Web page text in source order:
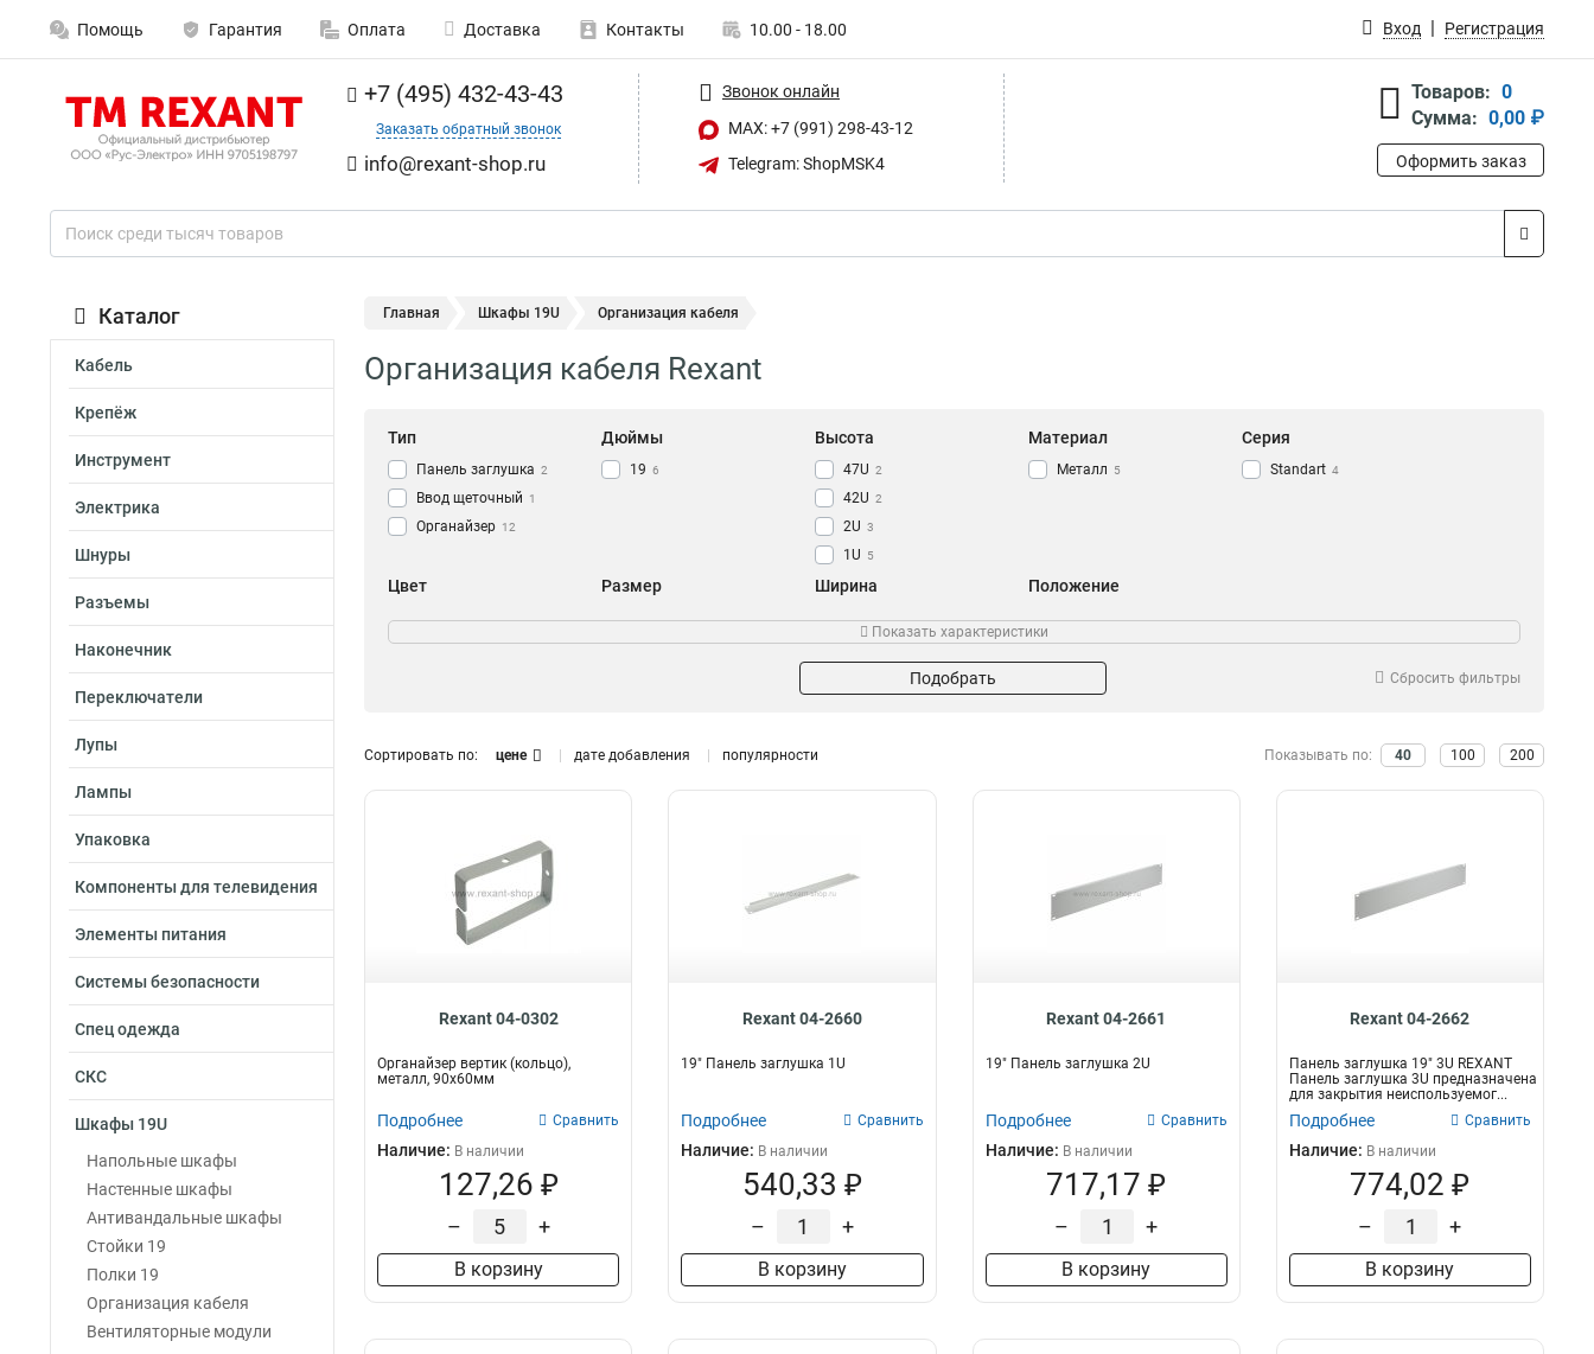
Помощь Гарантия Оплата Доставка Контакты 10.00 - 18.00 Вход Регистрация
+7 (495) 432-43-43
Заказать обратный звонок
info@rexant-shop.ru
Звонок онлайн
MAX: +7 (991) 298-43-12
Telegram: ShopMSK4
Товаров: 0
Сумма: 0,00 ₽
Оформить заказ
Каталог
Кабель
Крепёж
Инструмент
Электрика
Шнуры
Разъемы
Наконечник
Переключатели
Лупы
Лампы
Упаковка
Компоненты для телевидения
Элементы питания
Системы безопасности
Спец одежда
СКС
Шкафы 19U
Напольные шкафы
Настенные шкафы
Антивандальные шкафы
Стойки 19
Полки 19
Организация кабеля
Вентиляторные модули
Главная Шкафы 19U Организация кабеля
Организация кабеля Rexant
Тип
Панель заглушка 2
Ввод щеточный 1
Органайзер 12
Дюймы
19 6
Высота
47U 2
42U 2
2U 3
1U 5
Материал
Металл 5
Серия
Standart 4
Цвет
Серый 3
RAL 7035 1
Размер
90х60мм 1
65х45мм 1
Ширина
100мм 4
Положение
Вертикальный 6
Горизонтальный 5
Показать характеристики
Подобрать Сбросить фильтры
Сортировать по: цене дате добавления популярности Показывать по: 40 100 200
Rexant 04-0302
Органайзер вертик (кольцо),
металл, 90х60мм
Подробнее Сравнить
Наличие: В наличии
127,26 ₽
– +
В корзину
Rexant 04-2660
19" Панель заглушка 1U
Подробнее Сравнить
Наличие: В наличии
540,33 ₽
– +
В корзину
Rexant 04-2661
19" Панель заглушка 2U
Подробнее Сравнить
Наличие: В наличии
717,17 ₽
– +
В корзину
Rexant 04-2662
Панель заглушка 19" 3U REXANT
Панель заглушка 3U предназначена
для закрытия неиспользуемог...
Подробнее Сравнить
Наличие: В наличии
774,02 ₽
– +
В корзину